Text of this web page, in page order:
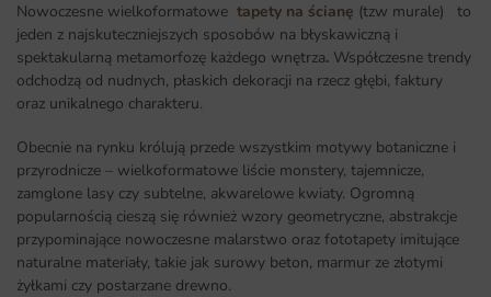
Nowoczesne wielkoformatowe tapety na ścianę (tzw murale) to
jeden z najskuteczniejszych sposobów na błyskawiczną i
spektakularną metamorfozę każdego wnętrza. Współczesne trendy
odchodzą od nudnych, płaskich dekoracji na rzecz głębi, faktury
oraz unikalnego charakteru.
Obecnie na rynku królują przede wszystkim motywy botaniczne i
przyrodnicze – wielkoformatowe liście monstery, tajemnicze,
zamglone lasy czy subtelne, akwarelowe kwiaty. Ogromną
popularnością cieszą się również wzory geometryczne, abstrakcje
przypominające nowoczesne malarstwo oraz fototapety imitujące
naturalne materiały, takie jak surowy beton, marmur ze złotymi
żyłkami czy postarzane drewno.